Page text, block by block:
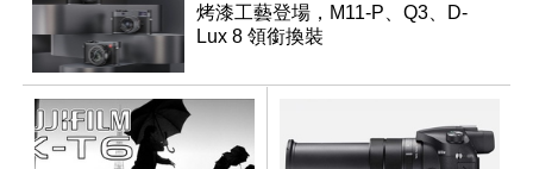
烤漆工藝登場，M11-P、Q3、D-
Lux 8 領銜換裝